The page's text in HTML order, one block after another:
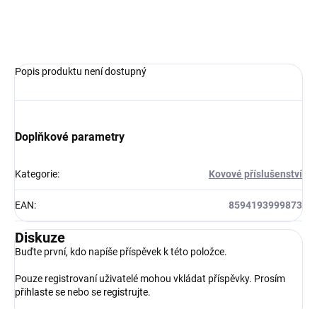
Popis produktu není dostupný
Doplňkové parametry
Kategorie: Kovové příslušenství
EAN: 8594193999873
Diskuze
Buďte první, kdo napíše příspěvek k této položce.
Pouze registrovaní uživatelé mohou vkládat příspěvky. Prosím
přihlaste se nebo se registrujte.